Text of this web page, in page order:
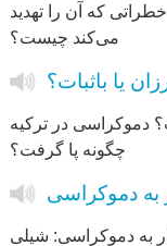
که آن را تهدید
می‌کند چیست؟
یا باثبات؟
دموکراسی در ترکیه
چگونه پا گرفت؟
به دموکراسی
به دموکراسی: شیلی